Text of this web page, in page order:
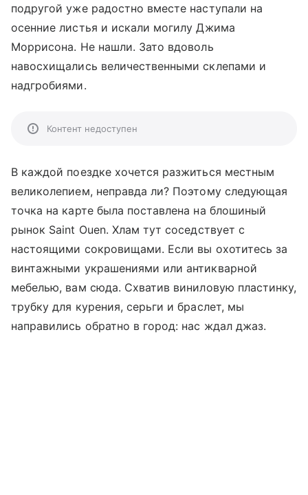
подругой уже радостно вместе наступали на
осенние листья и искали могилу Джима
Моррисона. Не нашли. Зато вдоволь
навосхищались величественными склепами и
надгробиями.
Контент недоступен
В каждой поездке хочется разжиться местным
великолепием, неправда ли? Поэтому следующая
точка на карте была поставлена на блошиный
рынок Saint Ouen. Хлам тут соседствует с
настоящими сокровищами. Если вы охотитесь за
винтажными украшениями или антикварной
мебелью, вам сюда. Схватив виниловую пластинку,
трубку для курения, серьги и браслет, мы
направились обратно в город: нас ждал джаз.